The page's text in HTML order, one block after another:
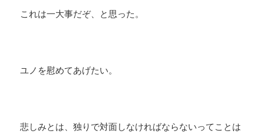
これは一大事だぞ、と思った。
ユノを慰めてあげたい。
悲しみとは、独りで対面しなければならないってことは